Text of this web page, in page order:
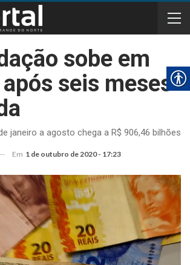
sobe em
seis meses
janeiro a agosto chega a R$ 906,46 bilhões
Em 1 de outubro de 2020 - 17:23